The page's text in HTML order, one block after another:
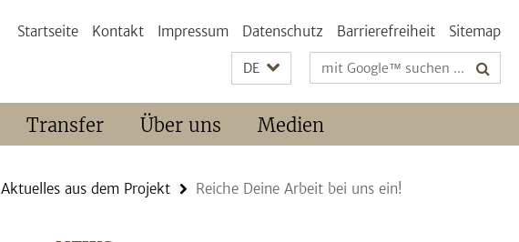
Startseite Kontakt Impressum Datenschutz Barrierefreiheit Sitemap
DE Suchbegriffe
Transfer Über uns Medien
Aktuelles aus dem Projekt Reiche Deine Arbeit bei uns ein!